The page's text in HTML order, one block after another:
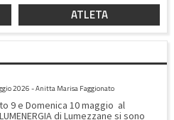
ATLETA
2026 - Anitta Marisa Faggionato
9 e Domenica 10 maggio al
di Lumezzane si sono